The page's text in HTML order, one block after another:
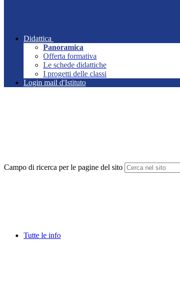
Didattica
Panoramica
Offerta formativa
Le schede didattiche
I progetti delle classi
Login mail d'Istituto
Campo di ricerca per le pagine del sito
Tutte le info